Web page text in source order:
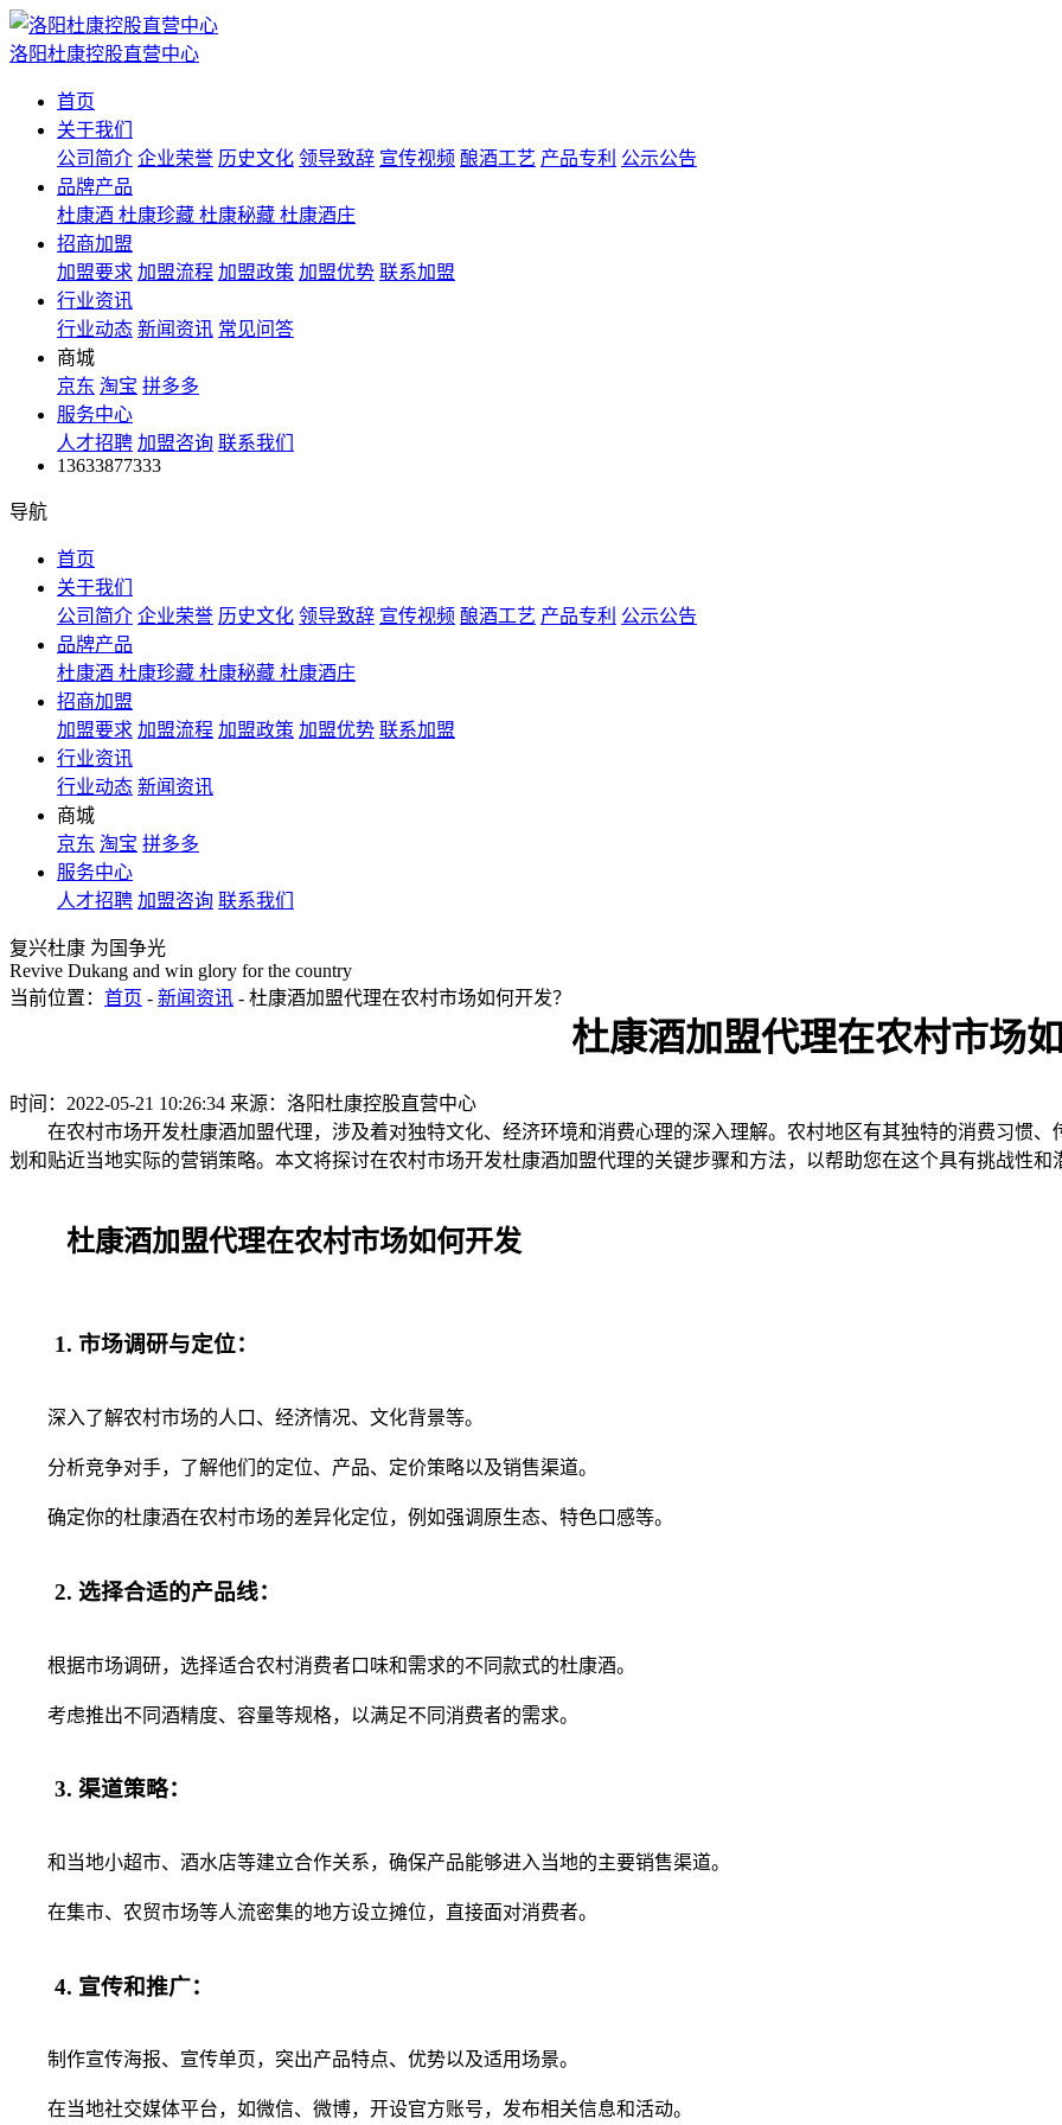
洛阳杜康控股直营中心
首页
关于我们
公司简介 企业荣誉 历史文化 领导致辞 宣传视频 酿酒工艺 产品专利 公示公告
品牌产品
杜康酒 杜康珍藏 杜康秘藏 杜康酒庄
招商加盟
加盟要求 加盟流程 加盟政策 加盟优势 联系加盟
行业资讯
行业动态 新闻资讯 常见问答
商城
京东 淘宝 拼多多
服务中心
人才招聘 加盟咨询 联系我们
13633877333
导航
首页
关于我们
公司简介 企业荣誉 历史文化 领导致辞 宣传视频 酿酒工艺 产品专利 公示公告
品牌产品
杜康酒 杜康珍藏 杜康秘藏 杜康酒庄
招商加盟
加盟要求 加盟流程 加盟政策 加盟优势 联系加盟
行业资讯
行业动态 新闻资讯
商城
京东 淘宝 拼多多
服务中心
人才招聘 加盟咨询 联系我们
复兴杜康 为国争光
Revive Dukang and win glory for the country
当前位置： 首页 - 新闻资讯 - 杜康酒加盟代理在农村市场如何开发？
杜康酒加盟代理在农村市场如
时间：2022-05-21 10:26:34 来源：洛阳杜康控股直营中心
在农村市场开发杜康酒加盟代理，涉及着对独特文化、经济环境和消费心理的深入理解。农村地区有其独特的消费习惯、
划和贴近当地实际的营销策略。本文将探讨在农村市场开发杜康酒加盟代理的关键步骤和方法，以帮助您在这个具有挑战性和
杜康酒加盟代理在农村市场如何开发
1. 市场调研与定位：
深入了解农村市场的人口、经济情况、文化背景等。
分析竞争对手，了解他们的定位、产品、定价策略以及销售渠道。
确定你的杜康酒在农村市场的差异化定位，例如强调原生态、特色口感等。
2. 选择合适的产品线：
根据市场调研，选择适合农村消费者口味和需求的不同款式的杜康酒。
考虑推出不同酒精度、容量等规格，以满足不同消费者的需求。
3. 渠道策略：
和当地小超市、酒水店等建立合作关系，确保产品能够进入当地的主要销售渠道。
在集市、农贸市场等人流密集的地方设立摊位，直接面对消费者。
4. 宣传和推广：
制作宣传海报、宣传单页，突出产品特点、优势以及适用场景。
在当地社交媒体平台，如微信、微博，开设官方账号，发布相关信息和活动。